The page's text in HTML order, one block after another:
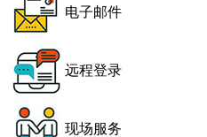
电子邮件
远程登录
现场服务